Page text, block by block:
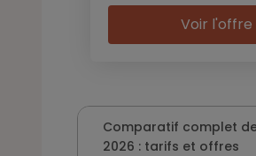
Voir l'offre
Comparatif complet
2026 : tarifs et offres